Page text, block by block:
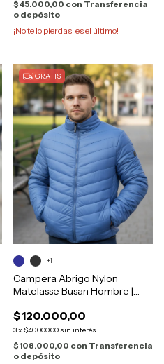
$45.000,00 con Transferencia
o depósito
¡No te lo pierdas, es el último!
GRATIS
Campera Abrigo Nylon
Matelasse Busan Hombre |
$120.000,00
3x $40.000,00 sin interés
$108.000,00 con Transferencia
o depósito
+1